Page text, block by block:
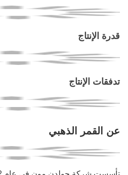
قدرة الإنتاج
تدفقات الإنتاج
عن القمر الذهبي